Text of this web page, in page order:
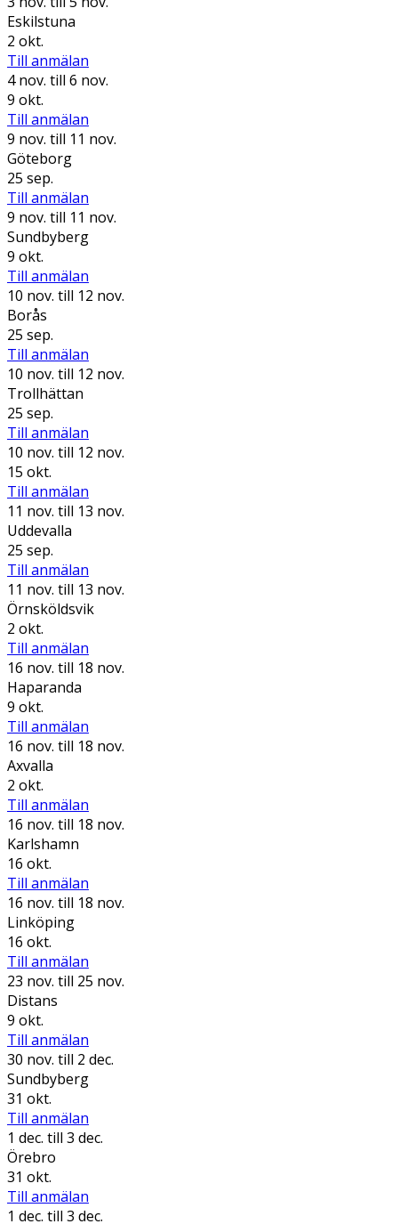
Eskilstuna
2 okt.
Till anmälan
4 nov. till 6 nov.
9 okt.
Till anmälan
9 nov. till 11 nov.
Göteborg
25 sep.
Till anmälan
9 nov. till 11 nov.
Sundbyberg
9 okt.
Till anmälan
10 nov. till 12 nov.
Borås
25 sep.
Till anmälan
10 nov. till 12 nov.
Trollhättan
25 sep.
Till anmälan
10 nov. till 12 nov.
15 okt.
Till anmälan
11 nov. till 13 nov.
Uddevalla
25 sep.
Till anmälan
11 nov. till 13 nov.
Örnsköldsvik
2 okt.
Till anmälan
16 nov. till 18 nov.
Haparanda
9 okt.
Till anmälan
16 nov. till 18 nov.
Axvalla
2 okt.
Till anmälan
16 nov. till 18 nov.
Karlshamn
16 okt.
Till anmälan
16 nov. till 18 nov.
Linköping
16 okt.
Till anmälan
23 nov. till 25 nov.
Distans
9 okt.
Till anmälan
30 nov. till 2 dec.
Sundbyberg
31 okt.
Till anmälan
1 dec. till 3 dec.
Örebro
31 okt.
Till anmälan
1 dec. till 3 dec.